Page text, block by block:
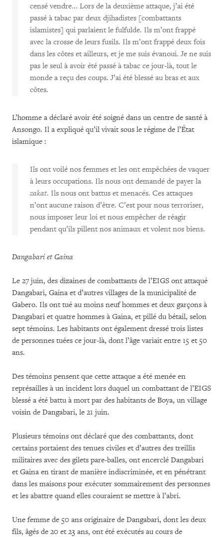
censé vendre... Lors de la deuxième attaque, j’ai été
passé à tabac par deux djihadistes [combattants
islamistes] qui parlaient le fulfulde. Ils m’ont frappé
avec la crosse de leurs fusils. Ils m’ont frappé deux fois
dans les côtes et ailleurs, et je me suis évanoui. Je ne suis
pas le seul à avoir été passé à tabac ce jour-là, tout le
monde a reçu des coups. J’ai été blessé au bras et aux
côtes.
L’homme a déclaré avoir été soigné dans un centre de santé à
Ansongo. Il a expliqué qu’il vivait sous le régime de l’État
islamique :
Ils ont voilé nos femmes et les ont empêchées de vaquer
à leurs occupations. Ils nous ont demandé de payer la
zakat. Ils nous ont battus et menacés. Ces attaques
n’ont aucune raison d’être. C’est pour nous terroriser,
nous imposer leur loi et nous empêcher de réagir
pendant qu’ils pillent nos animaux et volent nos biens.
Dangabari et Gaina
Le 27 juin, des dizaines de combattants de l’EIGS ont attaqué
Dangabari, Gaina et d’autres villages de la municipalité de
Gabero. Ils ont tué au moins neuf hommes et deux garçons à
Dangabari et quatre hommes à Gaina, et pillé du bétail, selon
sept témoins. Les habitants ont également dressé trois listes
de personnes tuées ce jour-là, dont l’âge variait entre 15 et 50
ans.
Des témoins pensent que cette attaque a été menée en
représailles à un incident lors duquel un combattant de l’EIGS
blessé a été battu à mort par des habitants de Boya, un village
voisin de Dangabari, le 21 juin.
Plusieurs témoins ont déclaré que des combattants, dont
certains portaient des tenues civiles et d’autres des treillis
militaires avec des gilets pare-balles, ont encerclé Dangabari
et Gaina en tirant de manière indiscriminée, et en pénétrant
dans les maisons pour exécuter sommairement des personnes
et les abattre quand elles couraient se mettre à l’abri.
Une femme de 50 ans originaire de Dangabari, dont les deux
fils, âgés de 20 et 23 ans, ont été exécutés au cours de